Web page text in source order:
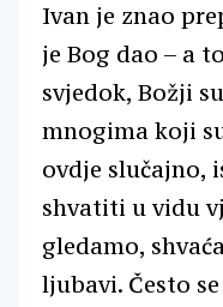
Ivan je znao
je Bog dao – a
svjedok, Božji
mnogima koji
ovdje slučajno,
shvatiti u vidu
gledamo,
ljubavi. Često